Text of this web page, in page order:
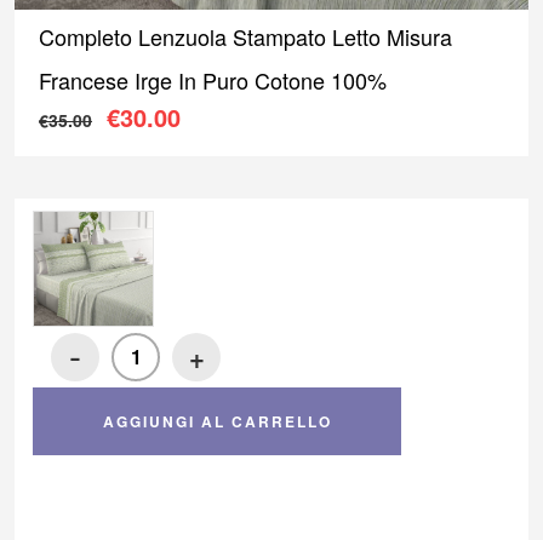
1 2
Completo Lenzuola Stampato Letto Misura
Francese Irge In Puro Cotone 100%
€35.00 Il prezzo originale era: €35.00.
€30.00
- +
AGGIUNGI AL CARRELLO